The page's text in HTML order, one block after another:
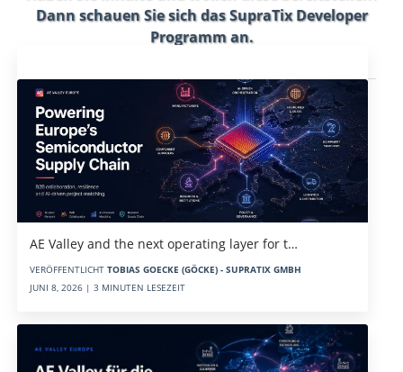
Dann schauen Sie sich dasSupraTix Developer
Programman.
AE Valley and the next operating layer for t…
VERÖFFENTLICHT TOBIAS GOECKE (GÖCKE) - SUPRATIX GMBH
JUNI 8, 2026 | 3 MINUTEN LESEZEIT